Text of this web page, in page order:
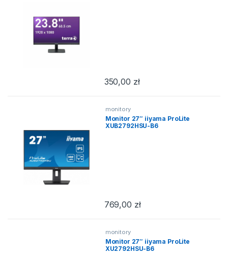
350,00 zł
monitory
Monitor 27″ iiyama ProLite
XUB2792HSU-B6
769,00 zł
monitory
Monitor 27″ iiyama ProLite
XU2792HSU-B6